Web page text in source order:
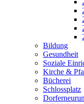
Bildung
Gesundheit
Soziale
Kirche &
Bücherei
Schlossplatz